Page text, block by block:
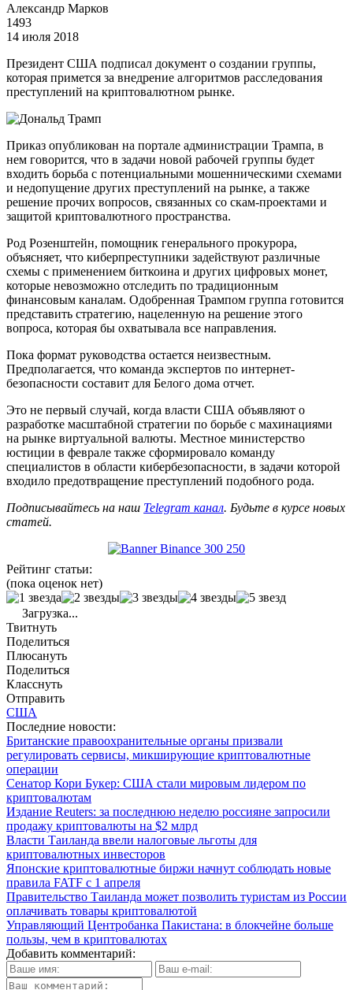
Александр Марков
1493
14 июля 2018
Президент США подписал документ о создании группы,
которая примется за внедрение алгоритмов расследования
преступлений на криптовалютном рынке.
Приказ опубликован на портале администрации Трампа, в
нем говорится, что в задачи новой рабочей группы будет
входить борьба с потенциальными мошенническими схемами
и недопущение других преступлений на рынке, а также
решение прочих вопросов, связанных со скам-проектами и
защитой криптовалютного пространства.
Род Розенштейн, помощник генерального прокурора,
объясняет, что киберпреступники задействуют различные
схемы с применением биткоина и других цифровых монет,
которые невозможно отследить по традиционным
финансовым каналам. Одобренная Трампом группа готовится
представить стратегию, нацеленную на решение этого
вопроса, которая бы охватывала все направления.
Пока формат руководства остается неизвестным.
Предполагается, что команда экспертов по интернет-
безопасности составит для Белого дома отчет.
Это не первый случай, когда власти США объявляют о
разработке масштабной стратегии по борьбе с махинациями
на рынке виртуальной валюты. Местное министерство
юстиции в феврале также сформировало команду
специалистов в области кибербезопасности, в задачи которой
входило предотвращение преступлений подобного рода.
Подписывайтесь на наш Telegram канал. Будьте в курсе новых
статей.
Рейтинг статьи:
(пока оценок нет)
Загрузка...
Твитнуть
Поделиться
Плюсануть
Поделиться
Класснуть
Отправить
США
Последние новости:
Британские правоохранительные органы призвали
регулировать сервисы, микширующие криптовалютные
операции
Сенатор Кори Букер: США стали мировым лидером по
криптовалютам
Издание Reuters: за последнюю неделю россияне запросили
продажу криптовалюты на $2 млрд
Власти Таиланда ввели налоговые льготы для
криптовалютных инвесторов
Японские криптовалютные биржи начнут соблюдать новые
правила FATF с 1 апреля
Правительство Таиланда может позволить туристам из России
оплачивать товары криптовалютой
Управляющий Центробанка Пакистана: в блокчейне больше
пользы, чем в криптовалютах
Добавить комментарий: